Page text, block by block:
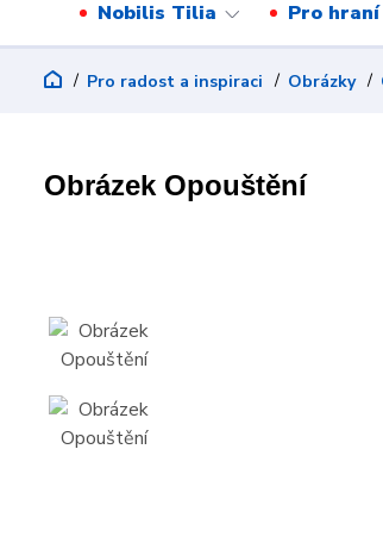
Nobilis Tilia Pro
Pro radost a inspiraci Obrázky
Obrázek Opouštění